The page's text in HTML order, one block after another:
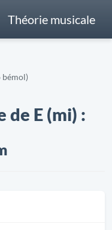
Théorie musicale
bémol)
de E (mi) :